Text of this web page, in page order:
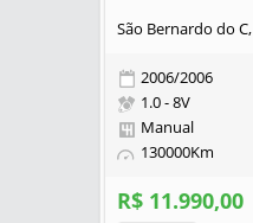
São Bernardo do C,
2006/2006
1.0 - 8V
Manual
130000Km
R$ 11.990,00